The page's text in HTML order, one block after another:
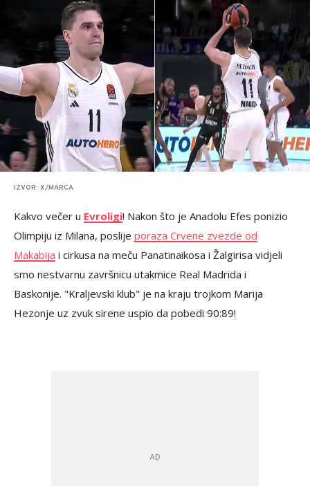
IZVOR: X/MARCA
Kakvo večer u Evroligi! Nakon što je Anadolu Efes ponizio
Olimpiju iz Milana, poslije poraza Crvene zvezde od
Makabija i cirkusa na meču Panatinaikosa i Žalgirisa vidjeli
smo nestvarnu završnicu utakmice Real Madrida i
Baskonije. "Kraljevski klub" je na kraju trojkom Marija
Hezonje uz zvuk sirene uspio da pobedi 90:89!